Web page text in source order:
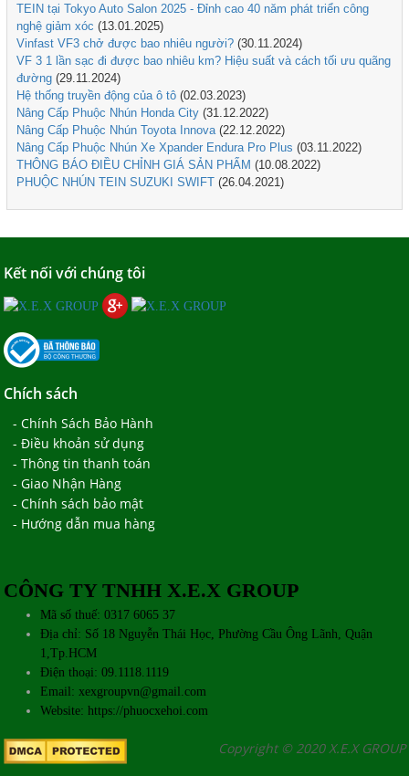
TEIN tại Tokyo Auto Salon 2025 - Đỉnh cao 40 năm phát triển công
nghệ giảm xóc (13.01.2025)
Vinfast VF3 chở được bao nhiêu người?(30.11.2024)
VF 3 1 lần sạc đi được bao nhiêu km? Hiệu suất và cách tối ưu quãng
đường(29.11.2024)
Hệ thống truyền động của ô tô(02.03.2023)
Nâng Cấp Phuộc Nhún Honda City(31.12.2022)
Nâng Cấp Phuộc Nhún Toyota Innova(22.12.2022)
Nâng Cấp Phuộc Nhún Xe Xpander Endura Pro Plus (03.11.2022)
THÔNG BÁO ĐIỀU CHỈNH GIÁ SẢN PHẨM (10.08.2022)
PHUỘC NHÚN TEIN SUZUKI SWIFT(26.04.2021)
Kết nối với chúng tôi
Chích sách
- Chính Sách Bảo Hành
- Điều khoản sử dụng
- Thông tin thanh toán
- Giao Nhận Hàng
- Chính sách bảo mật
- Hướng dẫn mua hàng
CÔNG TY TNHH X.E.X GROUP
Mã số thuế: 0317 6065 37
Địa chỉ: Số 18 Nguyễn Thái Học, Phường Cầu Ông Lãnh, Quận
1,Tp.HCM
Điện thoại: 09.1118.1119
Email: xexgroupvn@gmail.com
Website:https://phuocxehoi.com
Copyright © 2020 X.E.X GROUP